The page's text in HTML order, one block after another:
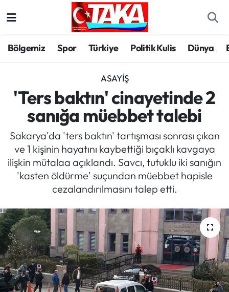
Bölgemiz Spor Türkiye Politik Kulis Dünya
ASAYIŞ
'Ters baktın' cinayetinde 2
sanığa müebbet talebi
Sakarya'da 'ters baktın' tartışması sonrası çıkan
ve 1 kişinin hayatını kaybettiği bıçaklı kavgaya
ilişkin mütalaa açıklandı. Savcı, tutuklu iki sanığın
'kasten öldürme' suçundan müebbet hapisle
cezalandırılmasını talep etti.
Spor
Türkiye
Kültür/Sanat
Politika
Politik Kulis
Dünya
Magazin
Mektup Galeri
Röportaj
Trabzon Hava Durumu
Trabzon Trafik Yoğunluk Haritası
Süper Lig Puan Durumu ve Fikstür
Tüm Manşetler
Son Dakika Haberleri
Haber Arşivi